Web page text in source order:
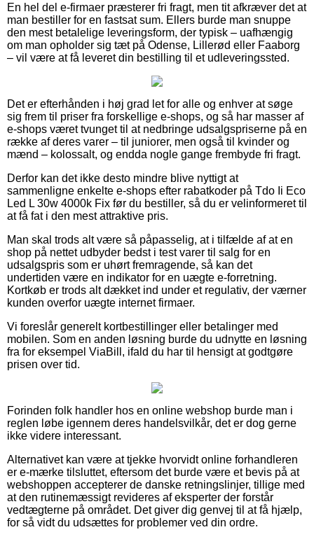
En hel del e-firmaer præsterer fri fragt, men tit afkræver det at
man bestiller for en fastsat sum. Ellers burde man snuppe
den mest betalelige leveringsform, der typisk – uafhængig
om man opholder sig tæt på Odense, Lillerød eller Faaborg
– vil være at få leveret din bestilling til et udleveringssted.
Det er efterhånden i høj grad let for alle og enhver at søge
sig frem til priser fra forskellige e-shops, og så har masser af
e-shops været tvunget til at nedbringe udsalgspriserne på en
række af deres varer – til juniorer, men også til kvinder og
mænd – kolossalt, og endda nogle gange frembyde fri fragt.
Derfor kan det ikke desto mindre blive nyttigt at
sammenligne enkelte e-shops efter rabatkoder på Tdo Ii Eco
Led L 30w 4000k Fix før du bestiller, så du er velinformeret til
at få fat i den mest attraktive pris.
Man skal trods alt være så påpasselig, at i tilfælde af at en
shop på nettet udbyder bedst i test varer til salg for en
udsalgspris som er uhørt fremragende, så kan det
undertiden være en indikator for en uægte e-forretning.
Kortkøb er trods alt dækket ind under et regulativ, der værner
kunden overfor uægte internet firmaer.
Vi foreslår generelt kortbestillinger eller betalinger med
mobilen. Som en anden løsning burde du udnytte en løsning
fra for eksempel ViaBill, ifald du har til hensigt at godtgøre
prisen over tid.
Forinden folk handler hos en online webshop burde man i
reglen løbe igennem deres handelsvilkår, det er dog gerne
ikke videre interessant.
Alternativet kan være at tjekke hvorvidt online forhandleren
er e-mærke tilsluttet, eftersom det burde være et bevis på at
webshoppen accepterer de danske retningslinjer, tillige med
at den rutinemæssigt revideres af eksperter der forstår
vedtægterne på området. Det giver dig genvej til at få hjælp,
for så vidt du udsættes for problemer ved din ordre.